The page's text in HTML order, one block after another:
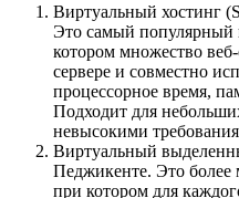
Виртуальный хостинг
Это самый популярный
котором множество
сервере и совместно
процессорное время,
Подходит для
невысокими
Виртуальный
Педжикенте. Это
при котором для